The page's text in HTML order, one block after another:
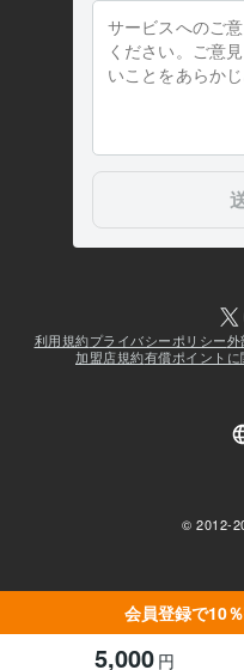
会員登録で10
5,000 円